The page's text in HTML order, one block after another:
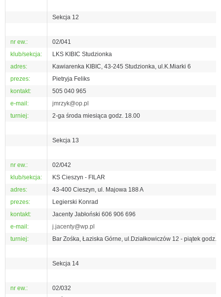
Sekcja 12
nr ew.:
02/041
klub/sekcja:
LKS KIBIC Studzionka
adres:
Kawiarenka KIBIC, 43-245 Studzionka, ul.K.Miarki 6
prezes:
Pietryja Feliks
kontakt:
505 040 965
e-mail:
jmrzyk@op.pl
turniej:
2-ga środa miesiąca godz. 18.00
Sekcja 13
nr ew.:
02/042
klub/sekcja:
KS Cieszyn - FILAR
adres:
43-400 Cieszyn, ul. Majowa 188 A
prezes:
Legierski Konrad
kontakt:
Jacenty Jabłoński 606 906 696
e-mail:
j.jacenty@wp.pl
turniej:
Bar Zośka, Łaziska Górne, ul.Działkowiczów 12 - piątek
Sekcja 14
nr ew.:
02/032